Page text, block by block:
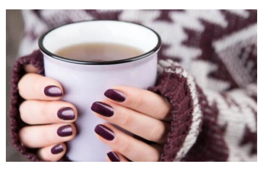
BUDUJEMY DOM
OGRÓD
WARZYWA I OWOCE
ROŚLINY OGRODOWE